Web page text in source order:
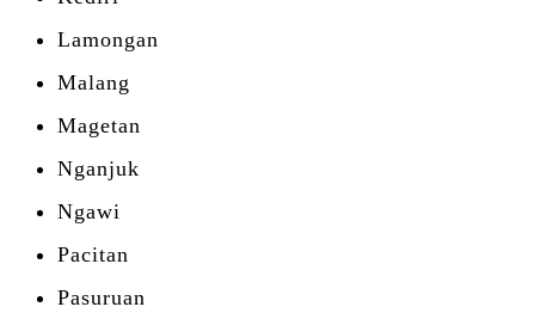
Lamongan
Malang
Magetan
Nganjuk
Ngawi
Pacitan
Pasuruan